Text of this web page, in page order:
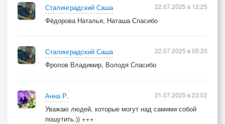
Сталинградский Саша
Фёдорова Наталья, Наташа Спасибо
22.07.2025 в 12:25
Сталинградский Саша
Фролов Владимир, Володя Спасибо
22.07.2025 в 05:20
Анна Р.
Уважаю людей, которые могут над самими собой
пошутить.)) +++
21.07.2025 в 23:02